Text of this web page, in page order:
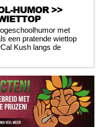
HUMOR >>
met
een pratende wiettop
Kush langs de